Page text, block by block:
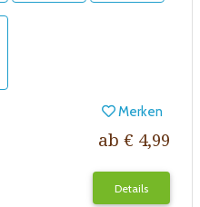
Merken
ab € 4,99
Details